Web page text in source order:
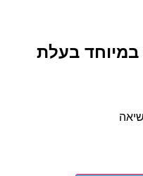
במיוחד בעלת